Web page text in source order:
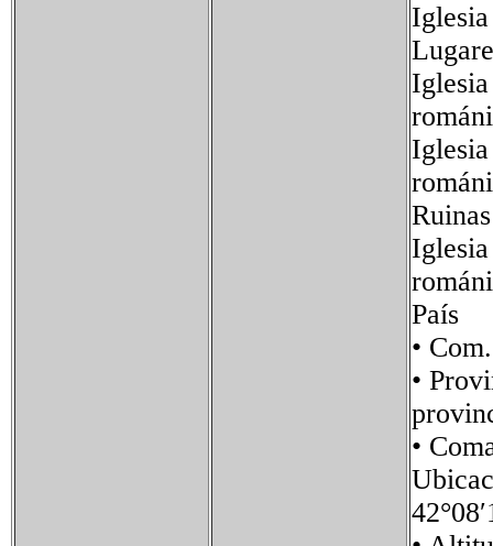
País
•
•
•